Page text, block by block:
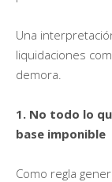
Una
liquidaciones
demora.
1. No todo lo
base imponible
Como regla